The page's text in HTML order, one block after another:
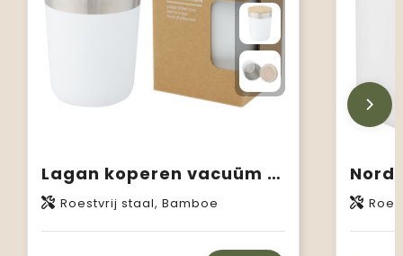
Lagan koperen vacuüm geïsoleerde roestvrijstalen beker van 330 ml met bamboe deksel
Roestvrij staal, Bamboe